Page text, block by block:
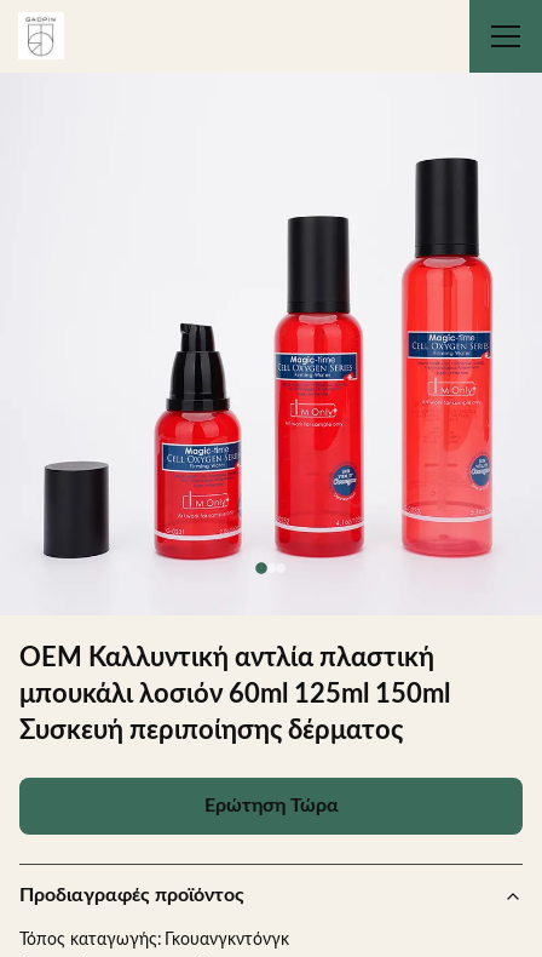
OEM Καλλυντική αντλία πλαστική
μπουκάλι λοσιόν 60ml 125ml 150ml
Συσκευή περιποίησης δέρματος
Ερώτηση Τώρα
Προδιαγραφές προϊόντος
Τόπος καταγωγής:
Γκουανγκντόνγκ